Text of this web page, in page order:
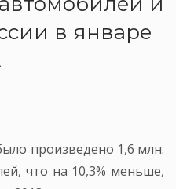
в январе
произведено 1,6 млн.
что на 10,3% меньше,